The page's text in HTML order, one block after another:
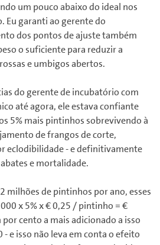
um pouco abaixo do ideal nos
Eu garanti ao gerente do
dos pontos de ajuste também
o suficiente para reduzir a
e umbigos abertos.
do gerente de incubatório com
até agora, ele estava confiante
5% mais pintinhos sobrevivendo à
de frangos de corte,
eclodibilidade - e definitivamente
e mortalidade.
milhões de pintinhos por ano, esses
x 5% x € 0,25 / pintinho = €
cento a mais adicionado a isso
e isso não leva em conta o efeito